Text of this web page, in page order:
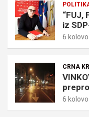
“FUJ,
iz
6
CRNA
6